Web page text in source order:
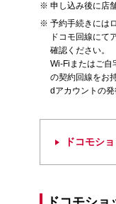
申し込み後に店
予約手続きには
ドコモ回線にて
確認ください。
Wi-Fiまたはご自
の契約回線をお
dアカウントの発
ドコモシ